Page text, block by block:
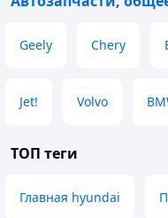
Geely Chery
Jet! Volvo
ТОП теги
Главная hyundai